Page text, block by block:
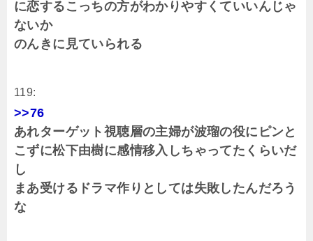
に恋するこっちの方がわかりやすくていいんじゃ
ないか
のんきに見ていられる
119:
>>76
あれターゲット視聴層の主婦が波瑠の役にピンと
こずに松下由樹に感情移入しちゃってたくらいだ
し
まあ受けるドラマ作りとしては失敗したんだろう
な